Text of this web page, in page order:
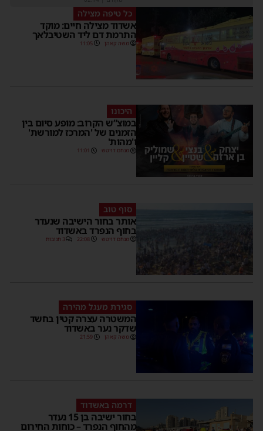
כל טיפה מצילה
אשדוד מצילה חיים: מוקד
התרמת דם ליד השטיבלאך
משה קאהן 11:05
היכונו
במוצ”ש הקרוב: מופע סיום בין
הזמנים של 'המרכז למורשת'
ו'מהות'
מנחם דויטש 11:01
סוף טוב
אותר בחור הישיבה שנעדר
בחוף הנפרד באשדוד
מנחם דויטש 22:08 3 תגובות
סגירת מעגל מהירה
המשטרה עצרה קטין בחשד
שדקר נער באשדוד
משה קאהן 21:59
דרמה באשדוד
בחור ישיבה בן 15 נעדר
מהחוף הנפרד – כוחות החירום